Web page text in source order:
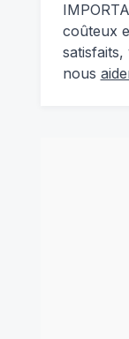
coûteux
satisfaits,
nous